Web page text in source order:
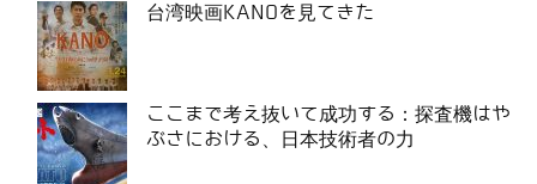
台湾映画KANOを見てきた
ここまで考え抜いて成功する：探査機はや
ぶさにおける、日本技術者の力